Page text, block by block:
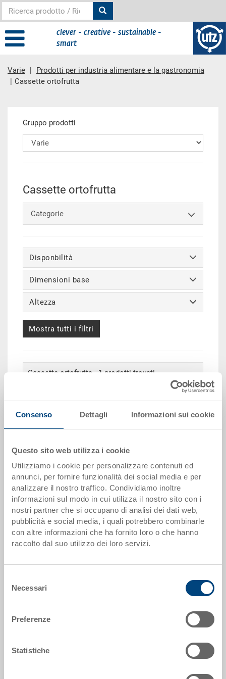
Consenso Dettagli Informazioni sui cookie
Questo sito web utilizza i cookie
Utilizziamo i cookie per personalizzare contenuti ed
annunci, per fornire funzionalità dei social media e per
analizzare il nostro traffico. Condividiamo inoltre
informazioni sul modo in cui utilizza il nostro sito con i
nostri partner che si occupano di analisi dei dati web,
pubblicità e social media, i quali potrebbero combinarle
con altre informazioni che ha fornito loro o che hanno
raccolto dal suo utilizzo dei loro servizi.
delNecessari
Preferenze
Statistiche
clever - creative - sustainable -
smart
Varie
Prodotti per industria alimentare e la gastronomia
Cassette ortofrutta
contenuto principale
Gruppo prodotti
Cassette ortofrutta
Categorie
Disponbilità
Dimensioni base
Altezza
Mostra tutti i filtri
Cassette ortofrutta - 1 prodotti trovati
Cassetta ortofrutta
Cassetta per frutta e verdura, fondo a reticolo
Quantità
Disponbilità